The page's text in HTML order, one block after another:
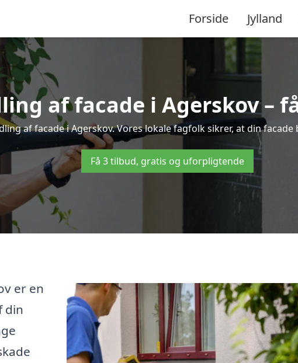
Forside Jylland
af facade i Agerskov –
af facade i Agerskov. Vores lokale fagfolk sikrer, at din
Få 3 tilbud, gratis og uforpligtende
er en
din